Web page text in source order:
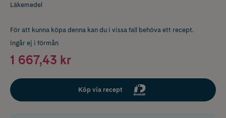
Läkemedel
För att kunna köpa denna kan du i vissa fall behöva ett recept.
Ingår ej i förmån
1 667,43 kr
Köp via recept